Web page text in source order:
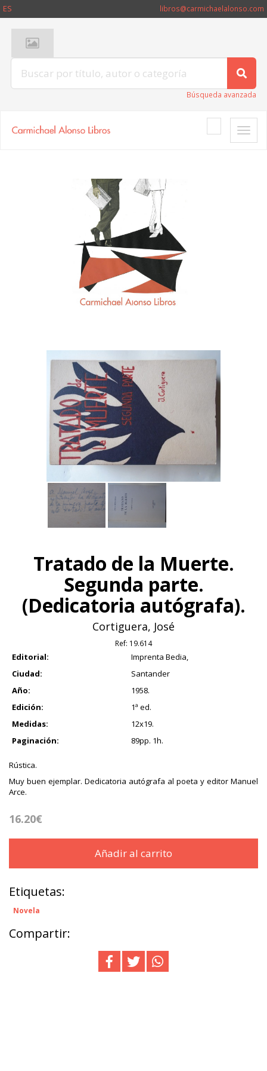
ES libros@carmichaelalonso.com
Búsqueda avanzada
Toggle
Tratado de la Muerte.
Segunda parte.
(Dedicatoria autógrafa).
Cortiguera, José
Ref: 19.614
Editorial:
Imprenta Bedia,
Ciudad:
Santander
Año:
1958.
Edición:
1ª ed.
Medidas:
12x19.
Paginación:
89pp. 1h.
Rústica.
Muy buen ejemplar. Dedicatoria autógrafa al poeta y editor Manuel
Arce.
16.20€
Añadir al carrito
Etiquetas:
Novela
Compartir: